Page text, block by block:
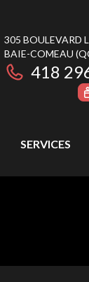
305 BOULEVARD
BAIE-COMEAU
418
SERVICES